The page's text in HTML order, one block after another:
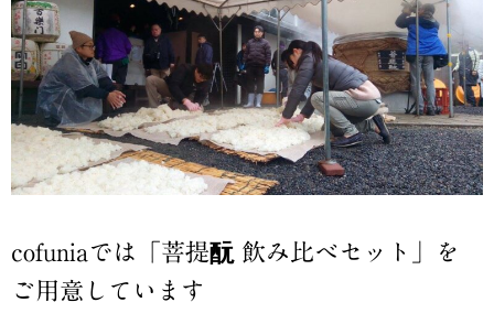
cofuniaでは「菩提酛 飲み比べセット」を
ご用意しています